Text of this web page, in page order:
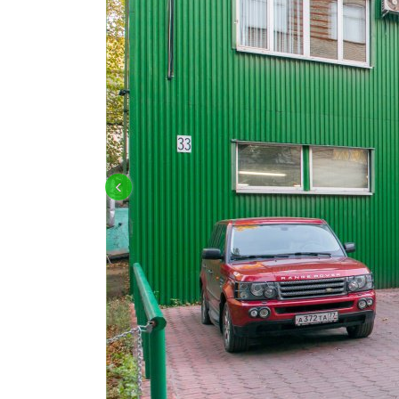
OFF-ROAD ПОДГОТОВКА И
‹